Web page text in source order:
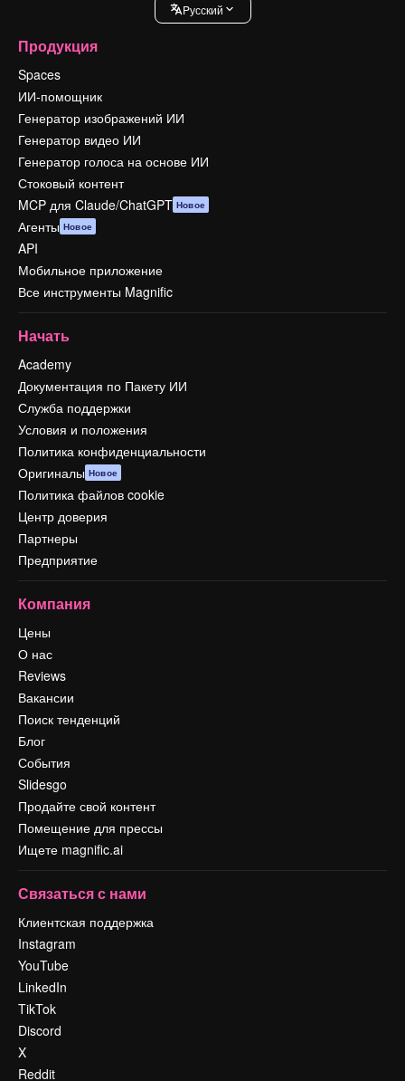
Pусский
Продукция
Spaces
ИИ-помощник
Генератор изображений ИИ
Генератор видео ИИ
Генератор голоса на основе ИИ
Стоковый контент
MCP для Claude/ChatGPT Новое
Агенты Новое
API
Мобильное приложение
Все инструменты Magnific
Начать
Academy
Документация по Пакету ИИ
Служба поддержки
Условия и положения
Политика конфиденциальности
Оригиналы Новое
Политика файлов cookie
Центр доверия
Партнеры
Предприятие
Компания
Цены
О нас
Reviews
Вакансии
Поиск тенденций
Блог
События
Slidesgo
Продайте свой контент
Помещение для прессы
Ищете magnific.ai
Связаться с нами
Клиентская поддержка
Instagram
YouTube
LinkedIn
TikTok
Discord
X
Reddit